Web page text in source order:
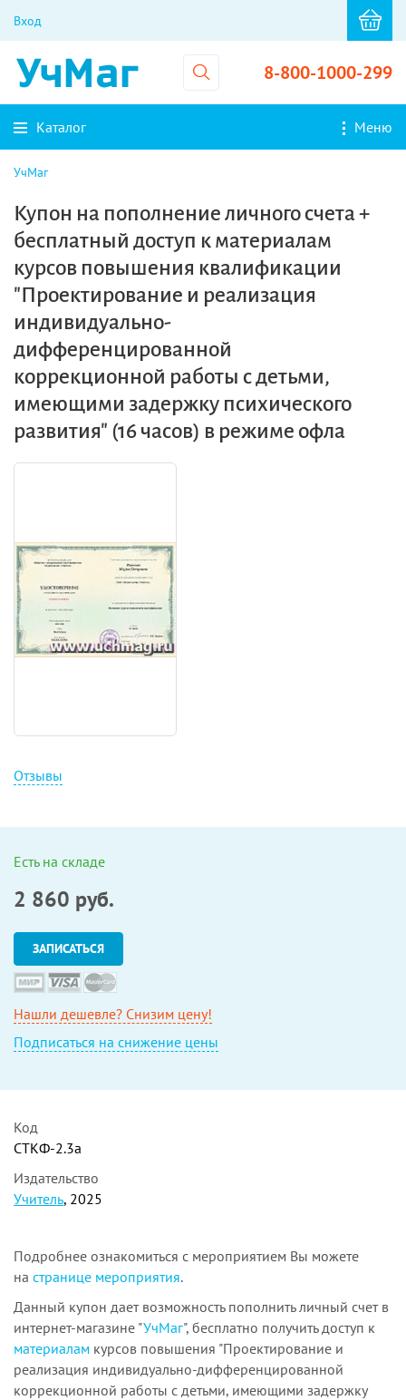
Вход
8-800-1000-299
Каталог Меню
УчМаг
Купон на пополнение личного счета +
бесплатный доступ к материалам
курсов повышения квалификации
"Проектирование и реализация
индивидуально-
дифференцированной
коррекционной работы с детьми,
имеющими задержку психического
развития" (16 часов) в режиме офла
Отзывы
Есть на складе
2 860 руб.
ЗАПИСАТЬСЯ
Нашли дешевле? Снизим цену!
Подписаться на снижение цены
Код
СТКФ-2.3а
Издательство
Учитель, 2025
Подробнее ознакомиться с мероприятием Вы можете
на странице мероприятия.
Данный купон дает возможность пополнить личный счет в
интернет-магазине "УчМаг", бесплатно получить доступ к
материалам курсов повышения "Проектирование и
реализация индивидуально-дифференцированной
коррекционной работы с детьми, имеющими задержку